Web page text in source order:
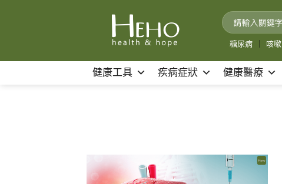
糖尿病 咳嗽
健康工具 疾病症狀 健康醫療